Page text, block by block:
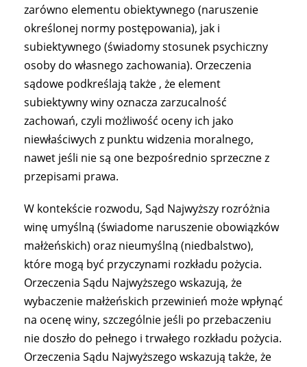
zarówno elementu obiektywnego (naruszenie
określonej normy postępowania), jak i
subiektywnego (świadomy stosunek psychiczny
osoby do własnego zachowania). Orzeczenia
sądowe podkreślają także , że element
subiektywny winy oznacza zarzucalność
zachowań, czyli możliwość oceny ich jako
niewłaściwych z punktu widzenia moralnego,
nawet jeśli nie są one bezpośrednio sprzeczne z
przepisami prawa.
W kontekście rozwodu, Sąd Najwyższy rozróżnia
winę umyślną (świadome naruszenie obowiązków
małżeńskich) oraz nieumyślną (niedbalstwo),
które mogą być przyczynami rozkładu pożycia.
Orzeczenia Sądu Najwyższego wskazują, że
wybaczenie małżeńskich przewinień może wpłynąć
na ocenę winy, szczególnie jeśli po przebaczeniu
nie doszło do pełnego i trwałego rozkładu pożycia.
Orzeczenia Sądu Najwyższego wskazują także, że